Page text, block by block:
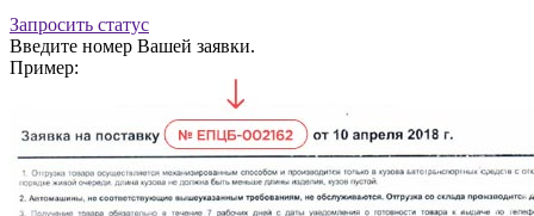
Запросить статус
Введите номер Вашей заявки.
Пример: